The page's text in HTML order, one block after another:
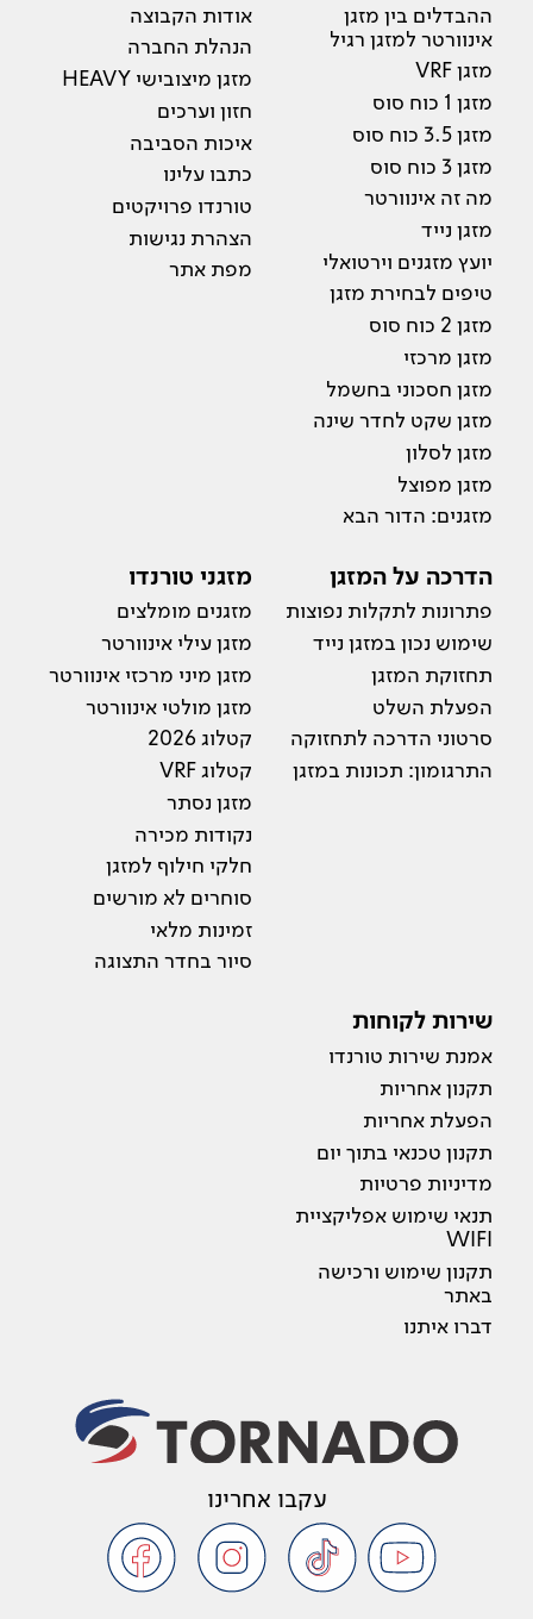
ההבדלים בין מזגן
אינוורטר למזגן רגיל
מזגן VRF
מזגן 1 כוח סוס
מזגן 3.5 כוח סוס
מזגן 3 כוח סוס
מה זה אינוורטר
מזגן נייד
יועץ מזגנים וירטואלי
טיפים לבחירת מזגן
מזגן 2 כוח סוס
מזגן מרכזי
מזגן חסכוני בחשמל
מזגן שקט לחדר שינה
מזגן לסלון
מזגן מפוצל
מזגנים: הדור הבא
אודות הקבוצה
הנהלת החברה
מזגן מיצובישי HEAVY
חזון וערכים
איכות הסביבה
כתבו עלינו
טורנדו פרויקטים
הצהרת נגישות
מפת אתר
הדרכה על המזגן
פתרונות לתקלות נפוצות
שימוש נכון במזגן נייד
תחזוקת המזגן
הפעלת השלט
סרטוני הדרכה לתחזוקה
התרגומון: תכונות במזגן
מזגני טורנדו
מזגנים מומלצים
מזגן עילי אינוורטר
מזגן מיני מרכזי אינוורטר
מזגן מולטי אינוורטר
קטלוג 2026
קטלוג VRF
מזגן נסתר
נקודות מכירה
חלקי חילוף למזגן
סוחרים לא מורשים
זמינות מלאי
סיור בחדר התצוגה
שירות לקוחות
אמנת שירות טורנדו
תקנון אחריות
הפעלת אחריות
תקנון טכנאי בתוך יום
מדיניות פרטיות
תנאי שימוש אפליקציית
WIFI
תקנון שימוש ורכישה
באתר
דברו איתנו
עקבו אחרינו